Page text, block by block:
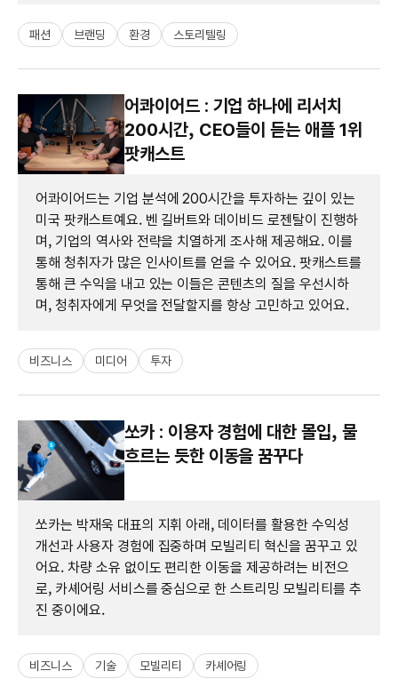
패션 브랜딩 환경 스토리텔링
어콰이어드 : 기업 하나에 리서치
200시간, CEO들이 듣는 애플 1위
팟캐스트
어콰이어드는 기업 분석에 200시간을 투자하는 깊이 있는
미국 팟캐스트예요. 벤 길버트와 데이비드 로젠탈이 진행하
며, 기업의 역사와 전략을 치열하게 조사해 제공해요. 이를
통해 청취자가 많은 인사이트를 얻을 수 있어요. 팟캐스트를
통해 큰 수익을 내고 있는 이들은 콘텐츠의 질을 우선시하
며, 청취자에게 무엇을 전달할지를 항상 고민하고 있어요.
비즈니스 미디어 투자
쏘카 : 이용자 경험에 대한 몰입, 물
흐르는 듯한 이동을 꿈꾸다
쏘카는 박재욱 대표의 지휘 아래, 데이터를 활용한 수익성
개선과 사용자 경험에 집중하며 모빌리티 혁신을 꿈꾸고 있
어요. 차량 소유 없이도 편리한 이동을 제공하려는 비전으
로, 카셰어링 서비스를 중심으로 한 스트리밍 모빌리티를 추
진 중이에요.
비즈니스 기술 모빌리티 카셰어링